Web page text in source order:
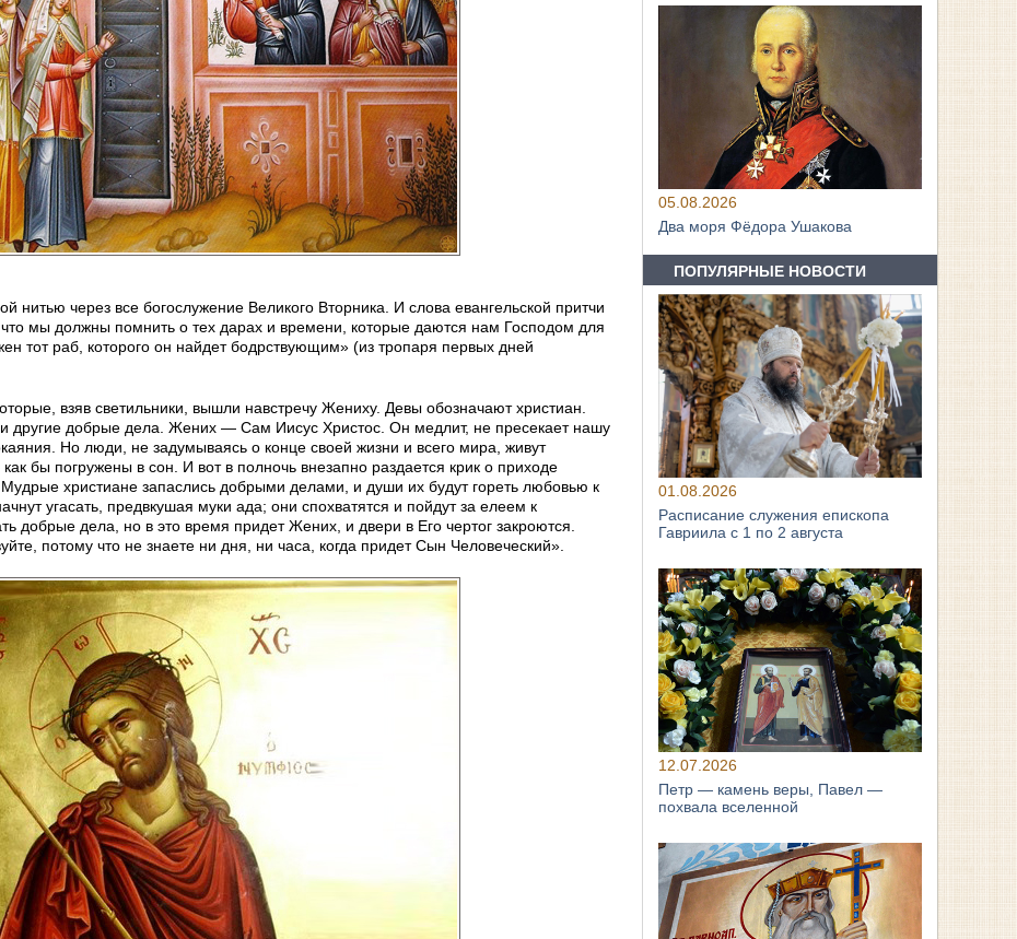
нитью через все богослужение Великого Вторника. И слова евангельской притчи
мы должны помнить о тех дарах и времени, которые даются нам Господом для
тот раб, которого он найдет бодрствующим» (из тропаря первых дней
взяв светильники, вышли навстречу Жениху. Девы обозначают христиан.
добрые дела. Жених — Сам Иисус Христос. Он медлит, не пресекает нашу
Но люди, не задумываясь о конце своей жизни и всего мира, живут
бы погружены в сон. И вот в полночь внезапно раздается крик о приходе
христиане запаслись добрыми делами, и души их будут гореть любовью к
угасать, предвкушая муки ада; они спохватятся и пойдут за елеем к
добрые дела, но в это время придет Жених, и двери в Его чертог закроются.
потому что не знаете ни дня, ни часа, когда придет Сын Человеческий».
05.08.2026
Два моря Фёдора Ушакова
ПОПУЛЯРНЫЕ НОВОСТИ
01.08.2026
Расписание служения епископа
Гавриила с 1 по 2 августа
12.07.2026
Петр — камень веры, Павел —
похвала вселенной